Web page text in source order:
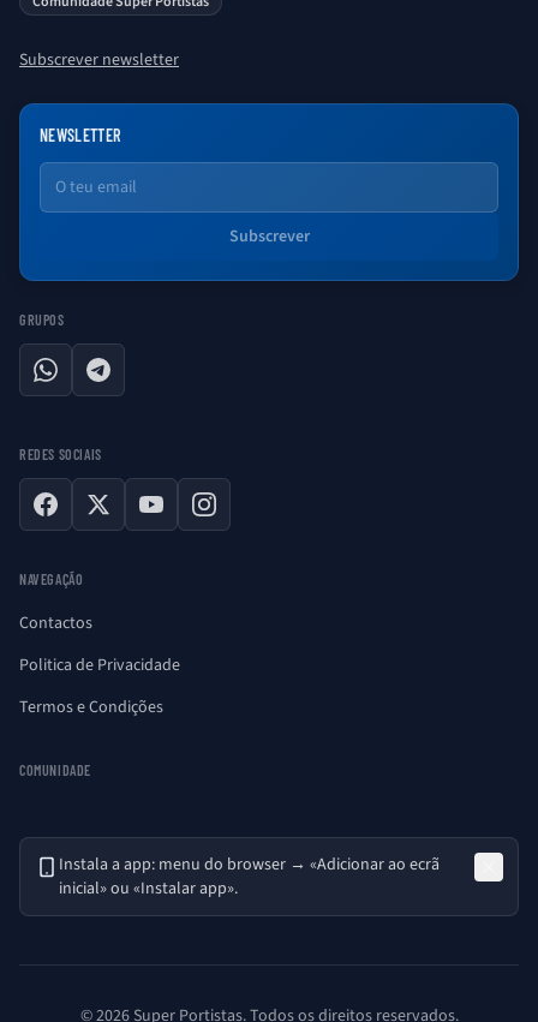
Subscrever newsletter
NEWSLETTER
Email
Subscrever
GRUPOS
WhatsAppTelegram
REDES SOCIAIS
Facebook
X YouTubeInstagram
NAVEGAÇÃO
Contactos
Politica de Privacidade
Termos e Condições
COMUNIDADE
Instala a app: menu do browser → «Adicionar ao ecrã
inicial» ou «Instalar app».
© 2026 Super Portistas. Todos os direitos reservados.